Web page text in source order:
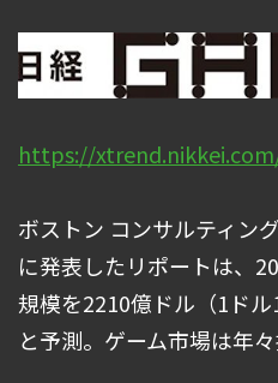
https://
ボストン コンサルティン
に発表したリポートは、
規模を2210億ドル（1ドル
と予測。ゲーム市場は年